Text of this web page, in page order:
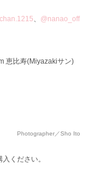
、 @nanao_off
恵比寿(Miyazakiサン)
Photographer／Sho Ito
ください。